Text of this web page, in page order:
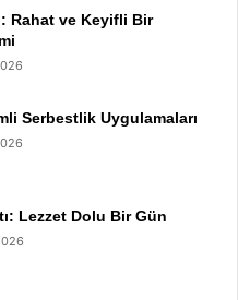
Rahat ve Keyifli Bir
Serbestlik Uygulamaları
Lezzet Dolu Bir Gün